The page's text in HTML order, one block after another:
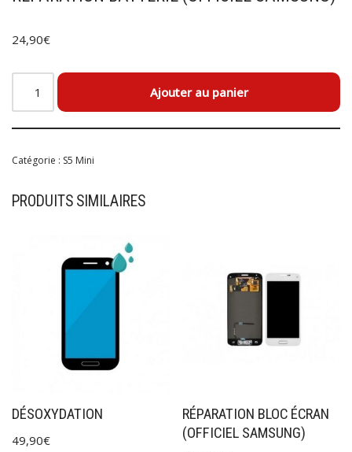
24,90€
Ajouter au panier
Catégorie : S5 Mini
PRODUITS SIMILAIRES
DÉSOXYDATION
49,90€
RÉPARATION BLOC ÉCRAN
(OFFICIEL SAMSUNG)